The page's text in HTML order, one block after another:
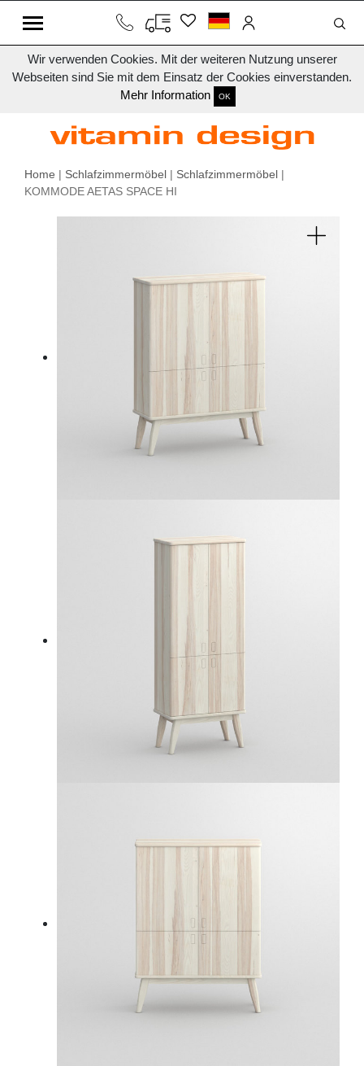
Wir verwenden Cookies. Mit der weiteren Nutzung unserer
Webseiten sind Sie mit dem Einsatz der Cookies einverstanden.
Mehr Information
OK
Home | Schlafzimmermöbel | Schlafzimmermöbel |
KOMMODE AETAS SPACE HI